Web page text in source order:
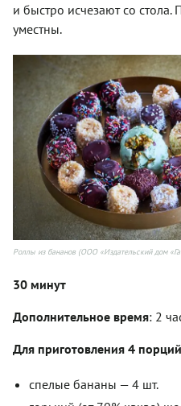
и быстро исчезают со
уместны.
Роллы из бананов (ООО «Издательский дом
30 минут
Дополнительное время: 2
Для приготовления 4
спелые бананы — 4 шт.